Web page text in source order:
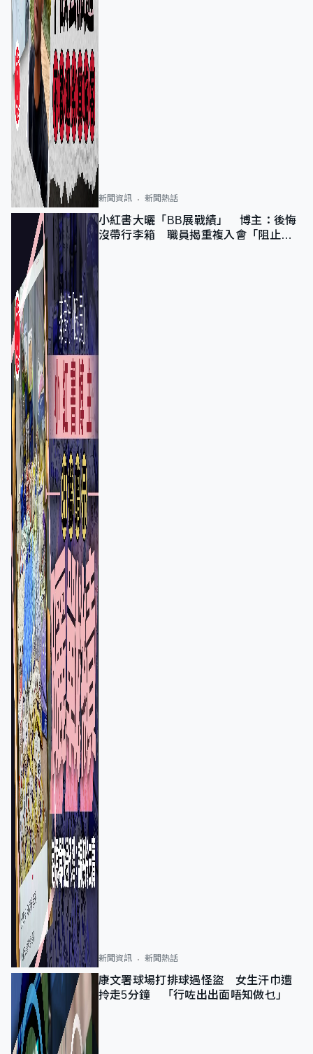
新聞資訊 新聞熱話
小紅書大曬「BB展戰績」 博主：後悔
沒帶行李箱 職員揭重複入會「阻止唔
新聞資訊 新聞熱話
康文署球場打排球遇怪盜 女生汗巾遭
拎走5分鐘 「行咗出出面唔知做乜」